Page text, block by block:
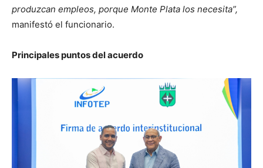
produzcan empleos, porque Monte Plata los necesita”,
manifestó el funcionario.
Principales puntos del acuerdo